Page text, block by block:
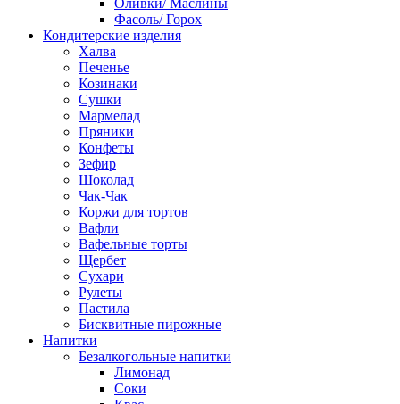
Оливки/ Маслины
Фасоль/ Горох
Кондитерские изделия
Халва
Печенье
Козинаки
Сушки
Мармелад
Пряники
Конфеты
Зефир
Шоколад
Чак-Чак
Коржи для тортов
Вафли
Вафельные торты
Щербет
Сухари
Рулеты
Пастила
Бисквитные пирожные
Напитки
Безалкогольные напитки
Лимонад
Соки